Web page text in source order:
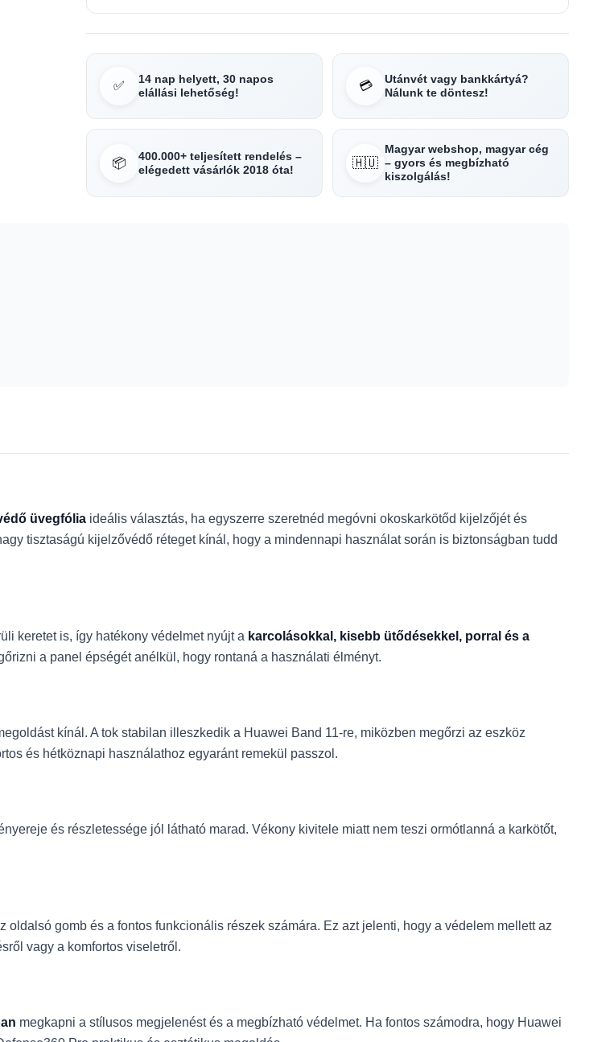
✅
14 nap helyett, 30 napos
elállási lehetőség!
💳
Utánvét vagy bankkártyá?
Nálunk te döntesz!
📦
400.000+ teljesített rendelés –
elégedett vásárlók 2018 óta!
🇭🇺
Magyar webshop, magyar cég
– gyors és megbízható
kiszolgálás!
üvegfólia ideális választás, ha egyszerre szeretnéd megóvni okoskarkötőd kijelzőjét és
tisztaságú kijelzővédő réteget kínál, hogy a mindennapi használat során is biztonságban tudd
keretet is, így hatékony védelmet nyújt a karcolásokkal, kisebb ütődésekkel, porral és a
a panel épségét anélkül, hogy rontaná a használati élményt.
kínál. A tok stabilan illeszkedik a Huawei Band 11-re, miközben megőrzi az eszköz
és hétköznapi használathoz egyaránt remekül passzol.
és részletessége jól látható marad. Vékony kivitele miatt nem teszi ormótlanná a karkötőt,
oldalsó gomb és a fontos funkcionális részek számára. Ez azt jelenti, hogy a védelem mellett az
vagy a komfortos viseletről.
megkapni a stílusos megjelenést és a megbízható védelmet. Ha fontos számodra, hogy Huawei